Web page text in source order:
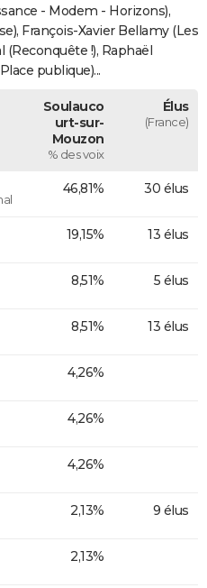
- Modem - Horizons),
François-Xavier Bellamy (Les
!), Raphaël
publique)...
Soulauco
urt-sur-
Mouzon
% des voix
Élus
(France)
46,81% 30 élus
19,15% 13 élus
8,51% 5 élus
8,51% 13 élus
4,26%
4,26%
4,26%
2,13% 9 élus
2,13%